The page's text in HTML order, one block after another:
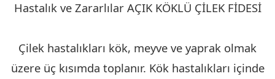
Hastalık ve Zararlılar AÇIK KÖKLÜ ÇİLEK FİDESİ
Çilek hastalıkları kök, meyve ve yaprak olmak
üzere üç kısımda toplanır. Kök hastalıkları içinde